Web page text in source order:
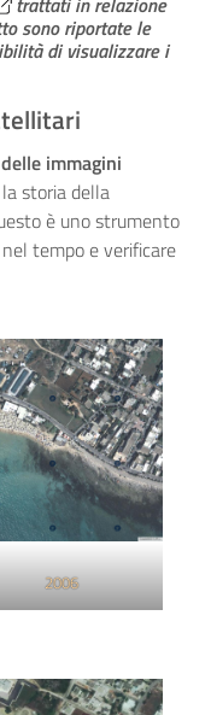
sono riportate le
di visualizzare i
immagini
storia della
è uno strumento
tempo e verificare
2006